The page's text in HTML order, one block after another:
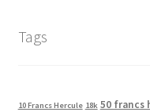
Tags
10 Francs Hercule 18k 50 francs